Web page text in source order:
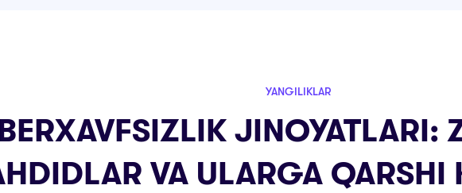
YANGILIKLAR
JINOYATLARI:
VA ULARGA QARSHI